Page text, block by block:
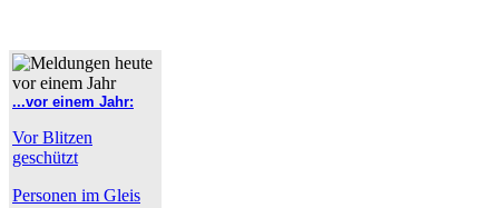
...vor einem Jahr:
Vor Blitzen
geschützt
Personen im Gleis